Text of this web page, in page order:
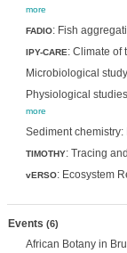
more
FADIO: Fish
IPY-CARE: Climate of
Microbiological
Physiological
more
Sediment
TIMOTHY: Tracing
vERSO: Ecosystem
Events (6)
African Botany in